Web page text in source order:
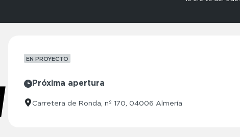
EN PROYECTO
Próxima apertura
Carretera de Ronda, nº 170, 04006 Almería